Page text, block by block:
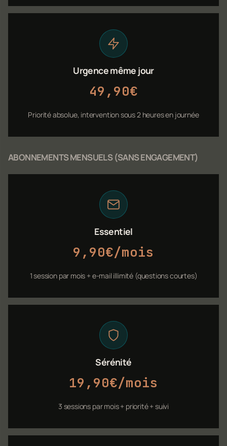
Urgence même jour
49,90€
Priorité absolue, intervention sous 2 heures en journée
ABONNEMENTS MENSUELS (SANS ENGAGEMENT)
Essentiel
9,90€/mois
1 session par mois + e-mail illimité (questions courtes)
Sérénité
19,90€/mois
3 sessions par mois + priorité + suivi